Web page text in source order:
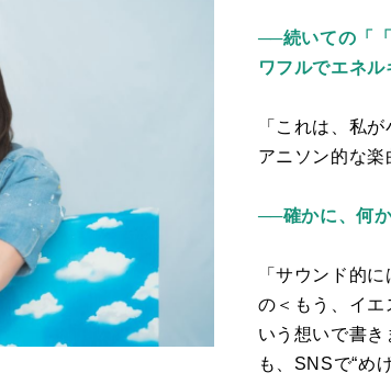
──続いての「
ワフルでエネル
「これは、私
アニソン的な楽
──確かに、何
「サウンド的
の＜もう、イ
いう想いで書
も、 SNSで“め